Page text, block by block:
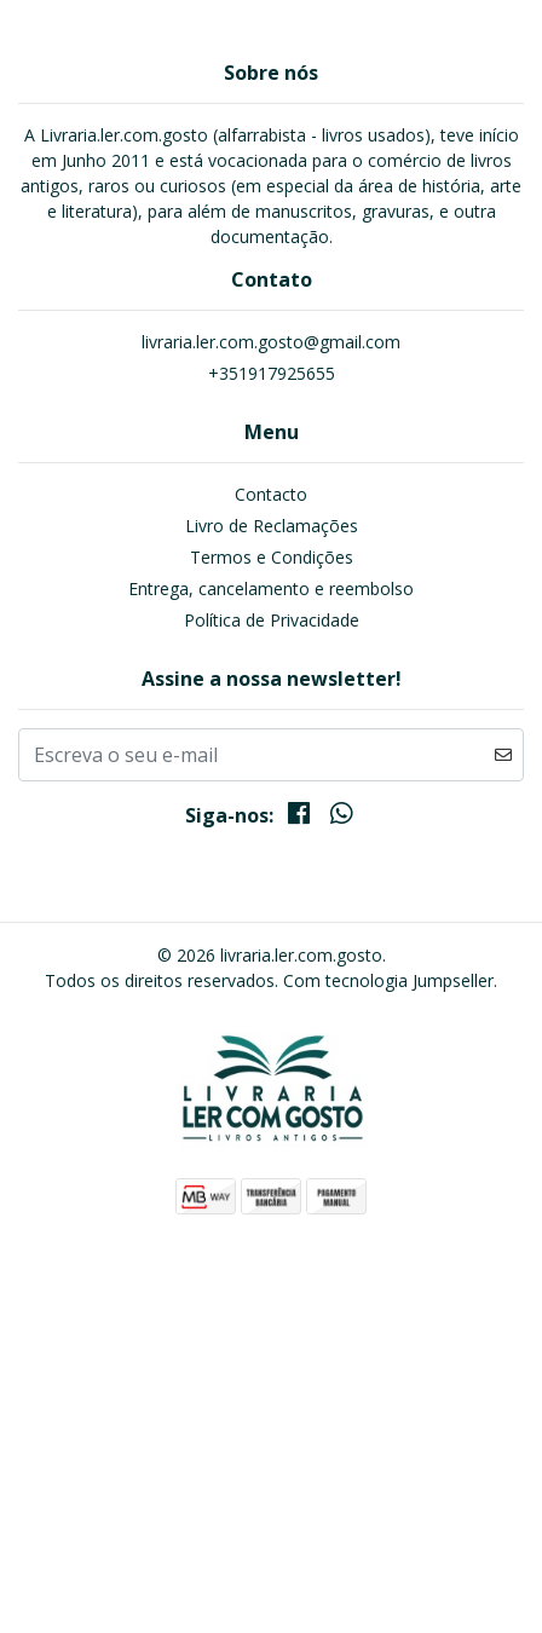
Sobre nós
A Livraria.ler.com.gosto (alfarrabista - livros usados), teve início
em Junho 2011 e está vocacionada para o comércio de livros
antigos, raros ou curiosos (em especial da área de história, arte
e literatura), para além de manuscritos, gravuras, e outra
documentação.
Contato
livraria.ler.com.gosto@gmail.com
+351917925655
Menu
Contacto
Livro de Reclamações
Termos e Condições
Entrega, cancelamento e reembolso
Política de Privacidade
Assine a nossa newsletter!
Siga-nos:
© 2026 livraria.ler.com.gosto.
Todos os direitos reservados. Com tecnologia Jumpseller.